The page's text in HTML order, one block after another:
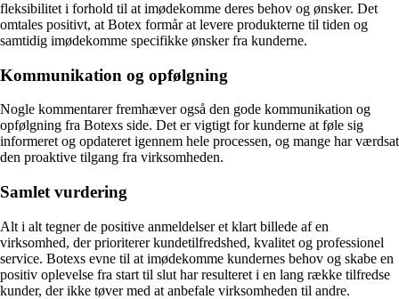
fleksibilitet i forhold til at imødekomme deres behov og ønsker. Det
omtales positivt, at Botex formår at levere produkterne til tiden og
samtidig imødekomme specifikke ønsker fra kunderne.
Kommunikation og opfølgning
Nogle kommentarer fremhæver også den gode kommunikation og
opfølgning fra Botexs side. Det er vigtigt for kunderne at føle sig
informeret og opdateret igennem hele processen, og mange har værdsat
den proaktive tilgang fra virksomheden.
Samlet vurdering
Alt i alt tegner de positive anmeldelser et klart billede af en
virksomhed, der prioriterer kundetilfredshed, kvalitet og professionel
service. Botexs evne til at imødekomme kundernes behov og skabe en
positiv oplevelse fra start til slut har resulteret i en lang række tilfredse
kunder, der ikke tøver med at anbefale virksomheden til andre.